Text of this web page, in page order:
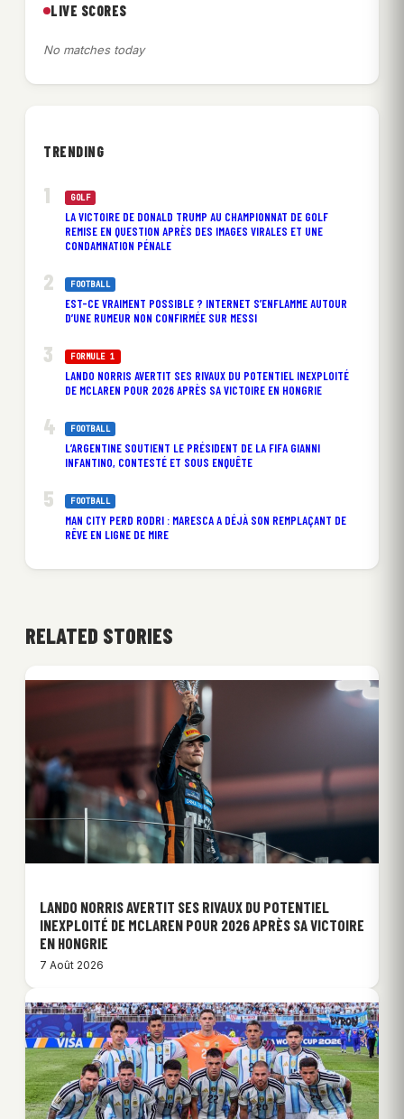
LIVE SCORES
No matches today
TRENDING
GOLF
LA VICTOIRE DE DONALD TRUMP AU CHAMPIONNAT DE GOLF
REMISE EN QUESTION APRÈS DES IMAGES VIRALES ET UNE
CONDAMNATION PÉNALE
FOOTBALL
EST-CE VRAIMENT POSSIBLE ? INTERNET S’ENFLAMME AUTOUR
D’UNE RUMEUR NON CONFIRMÉE SUR MESSI
FORMULE 1
LANDO NORRIS AVERTIT SES RIVAUX DU POTENTIEL INEXPLOITÉ
DE MCLAREN POUR 2026 APRÈS SA VICTOIRE EN HONGRIE
FOOTBALL
L’ARGENTINE SOUTIENT LE PRÉSIDENT DE LA FIFA GIANNI
INFANTINO, CONTESTÉ ET SOUS ENQUÊTE
FOOTBALL
MAN CITY PERD RODRI : MARESCA A DÉJÀ SON REMPLAÇANT DE
RÊVE EN LIGNE DE MIRE
RELATED STORIES
LANDO NORRIS AVERTIT SES RIVAUX DU POTENTIEL
INEXPLOITÉ DE MCLAREN POUR 2026 APRÈS SA VICTOIRE
EN HONGRIE
7 Août 2026